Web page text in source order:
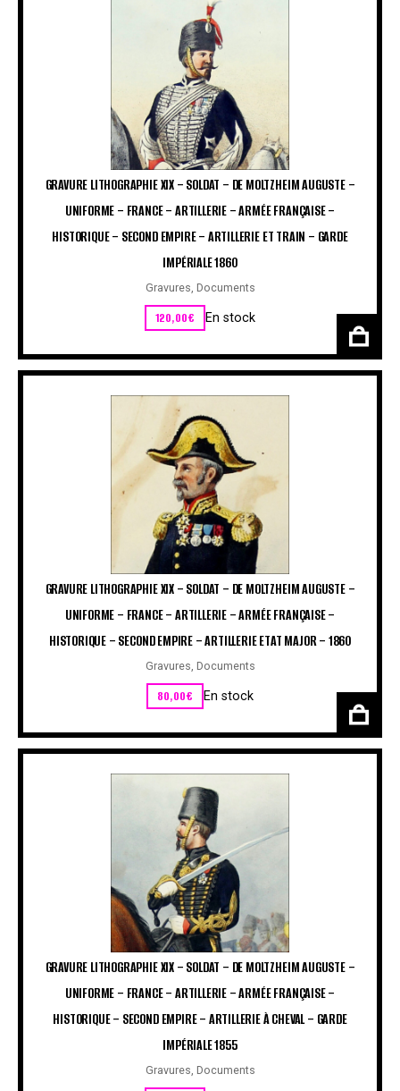
GRAVURE LITHOGRAPHIE XIX – SOLDAT – DE MOLTZHEIM AUGUSTE –
UNIFORME – FRANCE – ARTILLERIE – ARMÉE FRANÇAISE –
HISTORIQUE – SECOND EMPIRE – ARTILLERIE ET TRAIN – GARDE
IMPÉRIALE 1860
Gravures, Documents
120,00€ En stock
GRAVURE LITHOGRAPHIE XIX – SOLDAT – DE MOLTZHEIM AUGUSTE –
UNIFORME – FRANCE – ARTILLERIE – ARMÉE FRANÇAISE –
HISTORIQUE – SECOND EMPIRE – ARTILLERIE ETAT MAJOR – 1860
Gravures, Documents
80,00€ En stock
GRAVURE LITHOGRAPHIE XIX – SOLDAT – DE MOLTZHEIM AUGUSTE –
UNIFORME – FRANCE – ARTILLERIE – ARMÉE FRANÇAISE –
HISTORIQUE – SECOND EMPIRE – ARTILLERIE À CHEVAL – GARDE
IMPÉRIALE 1855
Gravures, Documents